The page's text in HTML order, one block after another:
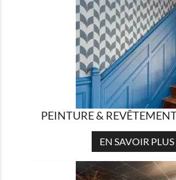
PEINTURE &
EN SAVOIR PLUS